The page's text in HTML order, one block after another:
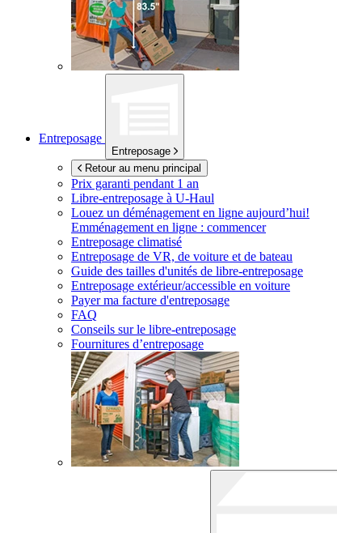
Entreposage
Entreposage
Retour au menu principal
Prix garanti pendant 1 an
Libre-entreposage à U-Haul
Louez un déménagement en ligne aujourd’hui!
Emménagement en ligne : commencer
Entreposage climatisé
Entreposage de VR, de voiture et de bateau
Guide des tailles d'unités de libre-entreposage
Entreposage extérieur/accessible en voiture
Payer ma facture d'entreposage
FAQ
Conseils sur le libre-entreposage
Fournitures d’entreposage